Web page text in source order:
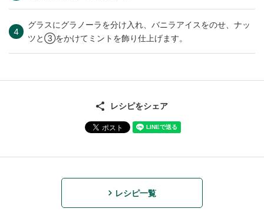
グラスにグラノーラを分け入れ、バニラアイスをのせ、ナッ
ツと③をかけてミントを飾り仕上げます。
レシピをシェア
レシピ一覧